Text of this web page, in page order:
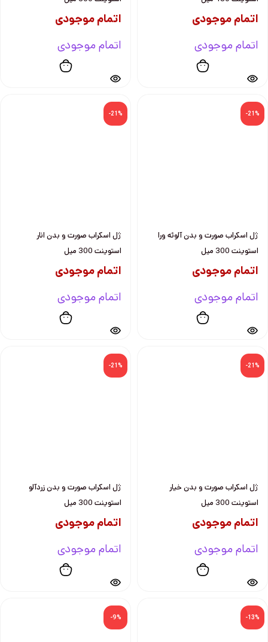
اتمام موجودی
اتمام موجودی
اتمام موجودی
اتمام موجودی
-21%
ژل اسكراب صورت و بدن آلوئه ورا
استوينت 300 ميل
اتمام موجودی
اتمام موجودی
-21%
ژل اسكراب صورت و بدن انار
استوينت 300 ميل
اتمام موجودی
اتمام موجودی
-21%
ژل اسكراب صورت و بدن خيار
استوينت 300 ميل
اتمام موجودی
اتمام موجودی
-21%
ژل اسكراب صورت و بدن زردآلو
استوينت 300 ميل
اتمام موجودی
اتمام موجودی
-13%
-9%